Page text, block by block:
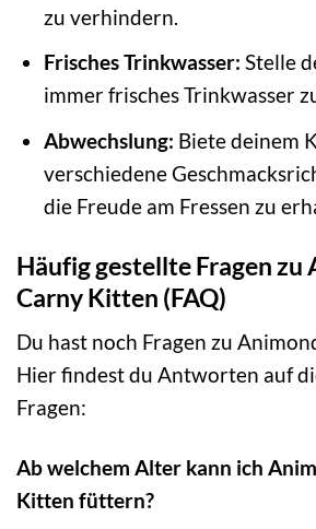
zu verhindern.
Frisches Trinkwasser: Stelle
immer frisches Trinkwasser
Abwechslung: Biete deinem
verschiedene
die Freude am Fressen zu
Häufig gestellte Fragen zu
Carny Kitten (FAQ)
Du hast noch Fragen zu
Hier findest du Antworten auf
Fragen:
Ab welchem Alter kann ich
Kitten füttern?